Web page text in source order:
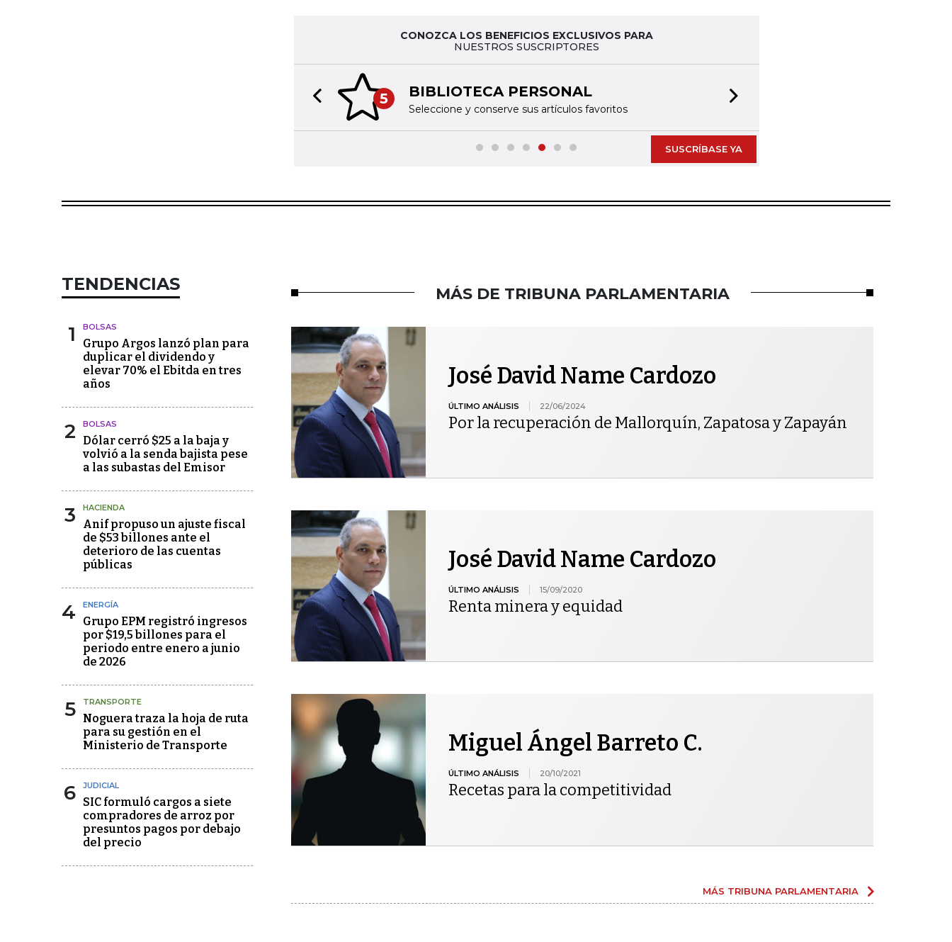
CONOZCA LOS BENEFICIOS EXCLUSIVOS PARA
NUESTROS SUSCRIPTORES
5 BIBLIOTECA PERSONAL
Seleccione y conserve sus artículos favoritos
Previous slide
SUSCRÍBASE YA
TENDENCIAS
1 BOLSAS
Grupo Argos lanzó plan para
duplicar el dividendo y
elevar 70% el Ebitda en tres
años
2 BOLSAS
Dólar cerró $25 a la baja y
volvió a la senda bajista pese
a las subastas del Emisor
3 HACIENDA
Anif propuso un ajuste fiscal
de $53 billones ante el
deterioro de las cuentas
públicas
4 ENERGÍA
Grupo EPM registró ingresos
por $19,5 billones para el
periodo entre enero a junio
de 2026
5 TRANSPORTE
Noguera traza la hoja de ruta
para su gestión en el
Ministerio de Transporte
6 JUDICIAL
SIC formuló cargos a siete
compradores de arroz por
presuntos pagos por debajo
del precio
MÁS DE TRIBUNA PARLAMENTARIA
José David Name Cardozo
ÚLTIMO ANÁLISIS 22/06/2024
Por la recuperación de Mallorquín, Zapatosa y Zapayán
José David Name Cardozo
ÚLTIMO ANÁLISIS 15/09/2020
Renta minera y equidad
Miguel Ángel Barreto C.
ÚLTIMO ANÁLISIS 20/10/2021
Recetas para la competitividad
MÁS TRIBUNA PARLAMENTARIA